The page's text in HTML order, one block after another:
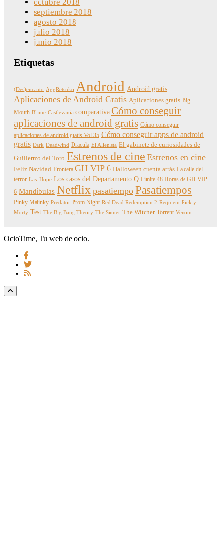
octubre 2018
septiembre 2018
agosto 2018
julio 2018
junio 2018
Etiquetas
(Des)encanto AggRetsuko Android Android gratis
Aplicaciones de Android Gratis Aplicaciones gratis Big
Mouth Blame Castlevania comparativa Cómo conseguir
aplicaciones de android gratis Cómo conseguir
aplicaciones de android gratis Vol 35 Cómo conseguir apps de android
gratis Dark Deadwind Dracula El Alienista El gabinete de curiosidades de
Guillermo del Toro Estrenos de cine Estrenos en cine
Feliz Navidad Frontera GH VIP 6 Halloween cuenta atrás La calle del
terror Last Hope Los casos del Departamento Q Límite 48 Horas de GH VIP
6 Mandíbulas Netflix pasatiempo Pasatiempos
Pinky Malinky Predator Prom Night Red Dead Redemption 2 Requiem Rick y
Morty Test The Big Bang Theory The Sinner The Witcher Torrent Venom
OcioTime, Tu web de ocio.